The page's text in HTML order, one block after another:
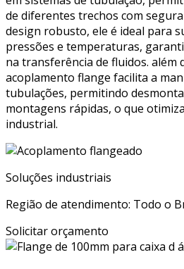
de diferentes trechos com
design robusto, ele é ideal para
pressões e temperaturas,
na transferência de fluidos. além
acoplamento flange facilita a
tubulações, permitindo
montagens rápidas, o que
industrial.
Soluções industriais
Região de atendimento: Todo o
Solicitar orçamento